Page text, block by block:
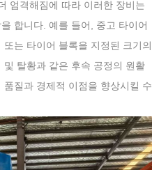
엄격해짐에 따라 이러한 장비는
합니다. 예를 들어, 중고 타이어
는 타이어 블록을 지정된 크기의
탈황과 같은 후속 공정의 원활
질과 경제적 이점을 향상시킬 수